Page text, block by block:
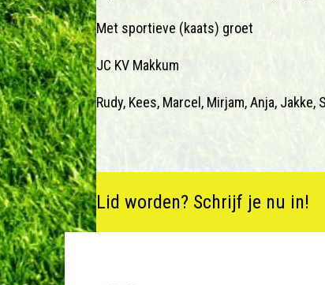
Met sportieve (kaats) groet
JC KV Makkum
Rudy, Kees, Marcel, Mirjam, Anja, Jakke,
Lid worden? Schrijf je nu in!